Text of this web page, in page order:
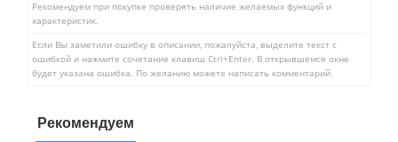
Рекомендуем при покупке проверять наличие желаемых функций и
характеристик.
Если Вы заметили ошибку в описании, пожалуйста, выделите текст с
ошибкой и нажмите сочетание клавиш Ctrl+Enter. В открывшемся окне
будет указана ошибка. По желанию можете написать комментарий.
Рекомендуем